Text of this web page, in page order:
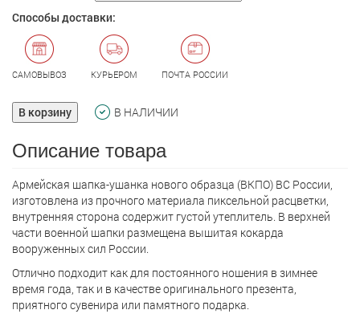
Способы доставки:
САМОВЫВОЗ КУРЬЕРОМ ПОЧТА РОССИИ
В корзину В НАЛИЧИИ
Описание товара
Армейская шапкa-ушанка нового образца (ВКПО) ВС России,
изготовлена из прочного материала пиксельной расцветки,
внутренняя сторона содержит густой утеплитель. В верхней
части военной шапки размещена вышитая кокарда
вооруженных сил России.
Отлично подходит как для постоянного ношения в зимнее
время года, так и в качестве оригинального презента,
приятного сувенира или памятного подарка.